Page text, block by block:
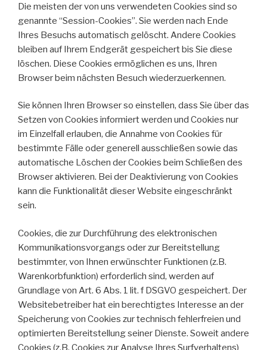
Die meisten der von uns verwendeten Cookies sind so
genannte “Session-Cookies”. Sie werden nach Ende
Ihres Besuchs automatisch gelöscht. Andere Cookies
bleiben auf Ihrem Endgerät gespeichert bis Sie diese
löschen. Diese Cookies ermöglichen es uns, Ihren
Browser beim nächsten Besuch wiederzuerkennen.
Sie können Ihren Browser so einstellen, dass Sie über das
Setzen von Cookies informiert werden und Cookies nur
im Einzelfall erlauben, die Annahme von Cookies für
bestimmte Fälle oder generell ausschließen sowie das
automatische Löschen der Cookies beim Schließen des
Browser aktivieren. Bei der Deaktivierung von Cookies
kann die Funktionalität dieser Website eingeschränkt
sein.
Cookies, die zur Durchführung des elektronischen
Kommunikationsvorgangs oder zur Bereitstellung
bestimmter, von Ihnen erwünschter Funktionen (z.B.
Warenkorbfunktion) erforderlich sind, werden auf
Grundlage von Art. 6 Abs. 1 lit. f DSGVO gespeichert. Der
Websitebetreiber hat ein berechtigtes Interesse an der
Speicherung von Cookies zur technisch fehlerfreien und
optimierten Bereitstellung seiner Dienste. Soweit andere
Cookies (z.B. Cookies zur Analyse Ihres Surfverhaltens)